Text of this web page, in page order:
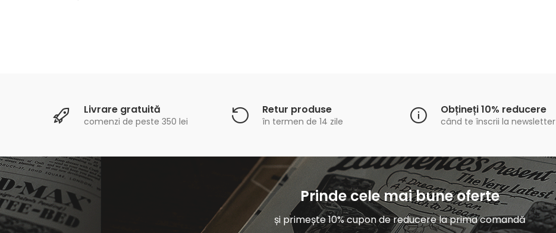
Livrare gratuită
comenzi de peste 350 lei
Retur produse
în termen de 14 zile
Obțineți 10% reducere
când te înscrii la newsletter
Prinde cele mai bune oferte
și primește 10% cupon de reducere la prima comandă